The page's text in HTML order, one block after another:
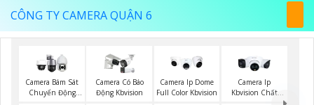
CÔNG TY CAMERA QUẬN 6
Camera Bám Sát
Chuyển Động
Camera Có Báo
Động Kbvision
Camera Ip Dome
Full Color Kbvision
Camera Ip
Kbvision Chất